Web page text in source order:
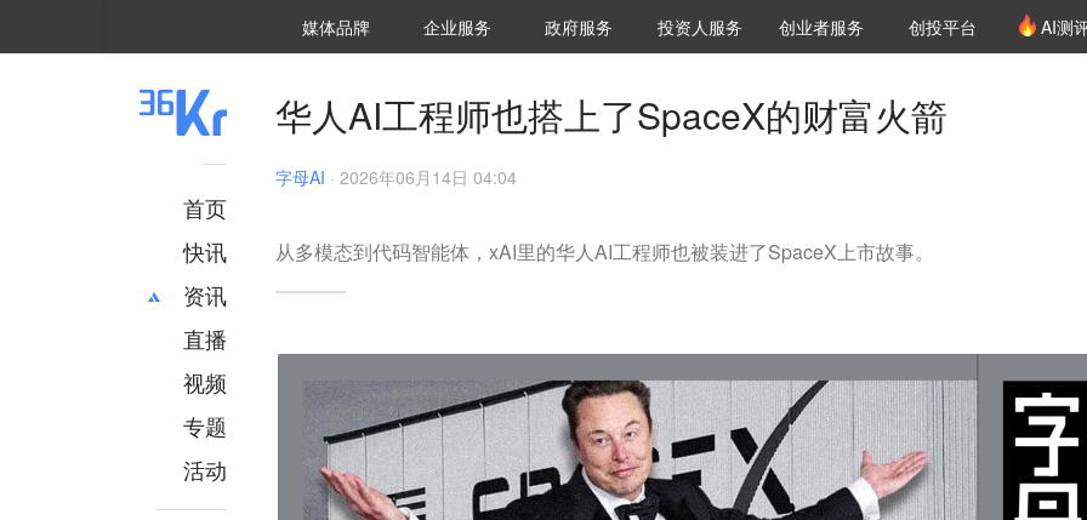
媒体品牌 36Kr研究院
企业服务 城市之窗
政府服务 VClub投资机构库
投资机构职位推介
投资人服务 创投氪堂
创业者服务 创投平台 AI测
首页
快讯
资讯
推荐
财经
项目推荐
安徽
直播
视频
专题
活动
华人AI工程师也搭上了SpaceX的财富火箭
字母AI · 2026年06月14日 04:04
从多模态到代码智能体，xAI里的华人AI工程师也被装进了SpaceX上市故事。